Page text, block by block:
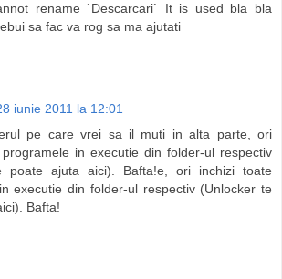
rename `Descarcari` It is used bla bla
sa fac va rog sa ma ajutati
iunie 2011 la 12:01
pe care vrei sa il muti in alta parte, ori
in executie din folder-ul respectiv
poate ajuta aici). Bafta!e, ori inchizi toate
executie din folder-ul respectiv (Unlocker te
Bafta!